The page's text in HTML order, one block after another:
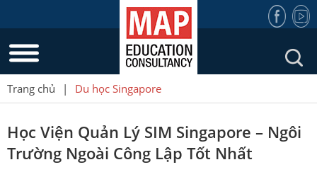
Trang chủ | Du học Singapore
Học Viện Quản Lý SIM Singapore – Ngôi
Trường Ngoài Công Lập Tốt Nhất